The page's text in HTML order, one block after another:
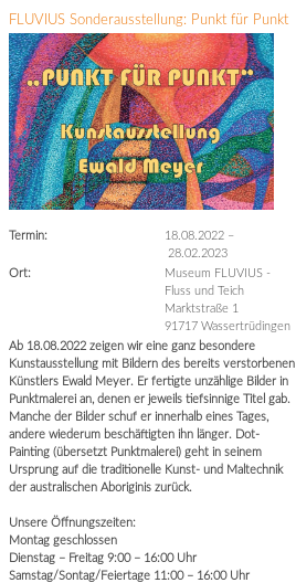
FLUVIUS Sonderausstellung: Punkt für Punkt
Termin: 18.08.2022 –
28.02.2023
Ort:
Museum FLUVIUS -
Fluss und Teich
Marktstraße 1
91717 Wassertrüdingen
Ab 18.08.2022 zeigen wir eine ganz besondere
Kunstausstellung mit Bildern des bereits verstorbenen
Künstlers Ewald Meyer. Er fertigte unzählige Bilder in
Punktmalerei an, denen er jeweils tiefsinnige Titel gab.
Manche der Bilder schuf er innerhalb eines Tages,
andere wiederum beschäftigten ihn länger. Dot-
Painting (übersetzt Punktmalerei) geht in seinem
Ursprung auf die traditionelle Kunst- und Maltechnik
der australischen Aboriginis zurück.
Unsere Öffnungszeiten:
Montag geschlossen
Dienstag – Freitag 9:00 – 16:00 Uhr
Samstag/Sontag/Feiertage 11:00 – 16:00 Uhr